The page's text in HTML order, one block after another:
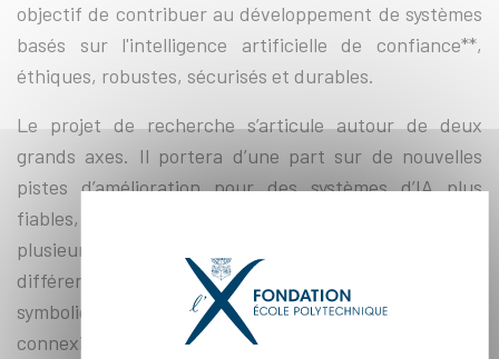
objectif de contribuer au développement de systèmes
basés sur l'intelligence artificielle de confiance**,
éthiques, robustes, sécurisés et durables.
Le projet de recherche s’articule autour de deux
grands axes. Il portera d’une part sur de nouvelles
pistes d’amélioration pour des systèmes d’IA plus
fiables, à travers une approche hybride entre
plusieurs disciplines et mettant à contribution
différentes communautés de recherche : l’IA
symbolique, la recherche opérationnelle, l’IA
connexionniste et l’apprentissage automatique.